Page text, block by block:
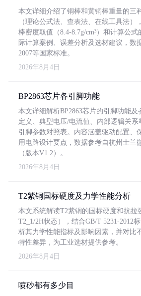
本文详细介绍了铜棒和黄铜棒重量的三
（理论公式法、查表法、在线工具法）
棒密度取值（8.4-8.7g/cm³）和计算公
际计算案例、误差分析及选材建议，数
2007等国家标准。
2026年8月4日
BP2863芯片各引脚功能
本文详细解析BP2863芯片的引脚功能及
定义、典型电压/电流值、内部逻辑关
引脚参数对照表。内容涵盖驱动配置、
用电路设计要点，数据参考自杭州士兰
（版本V1.2）。
2026年8月4日
T2紫铜国标硬度及力学性能分析
本文系统解读T2紫铜的国标硬度和抗拉
T2_1/2H状态），结合GB/T 5231-2012
析其力学性能指标及影响因素，并对比
特性差异，为工业选材提供参考。
2026年8月4日
喷砂都有多少目